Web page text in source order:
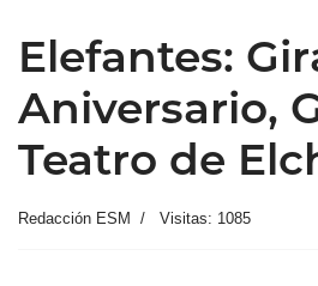
Elefantes:
Aniversario,
Teatro de
Redacción ESM Visitas: 1085